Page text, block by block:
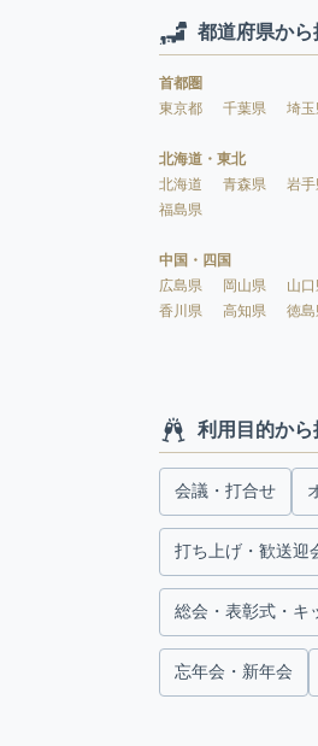
都道府県から
首都圏
東京都
千葉県 埼玉
北海道・東北
北海道
青森県 岩手
福島県
中国・四国
広島県
岡山県 山口
香川県
高知県 徳島
利用目的から
会議・打合せ
打ち上げ・歓送迎
総会・表彰式・キ
忘年会・新年会